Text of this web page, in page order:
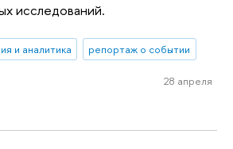
исследований.
и аналитика репортаж о событии
28 апреля